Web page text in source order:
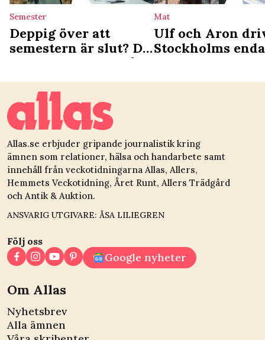
Semester
Deppig över att
semestern är slut? Då
är du ledig nästa gång
Mat
Ulf och Aron
Stockholms enda
det som en
Allas.se erbjuder gripande journalistik kring
ämnen som relationer, hälsa och handarbete samt
innehåll från veckotidningarna Allas, Allers,
Hemmets Veckotidning, Året Runt, Allers Trädgård
och Antik & Auktion.
ANSVARIG UTGIVARE: ÅSA LILIEGREN
Följ oss
Google nyheter
Om Allas
Nyhetsbrev
Alla ämnen